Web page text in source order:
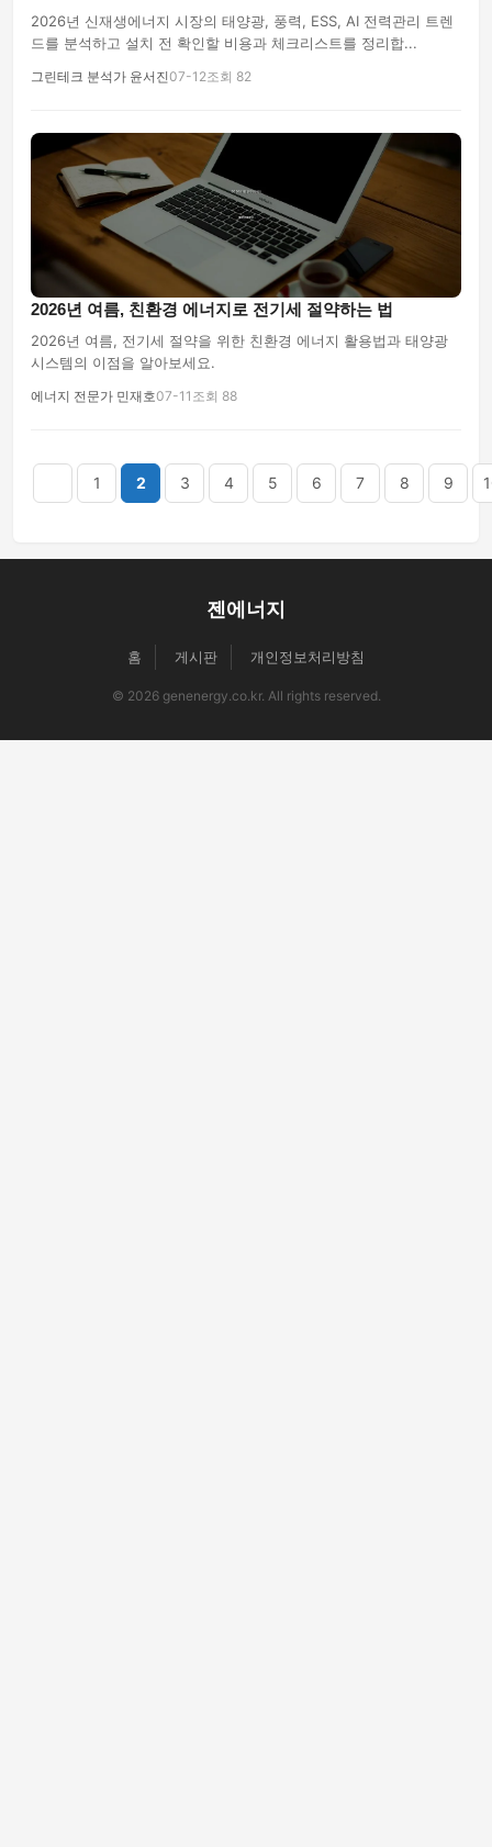
2026년 신재생에너지 시장의 태양광, 풍력, ESS, AI 전력관리 트렌
드를 분석하고 설치 전 확인할 비용과 체크리스트를 정리합...
그린테크 분석가 윤서진07-12조회 82
2026년 여름, 친환경 에너지로 전기세 절약하는 법
2026년 여름, 전기세 절약을 위한 친환경 에너지 활용법과 태양광
시스템의 이점을 알아보세요.
에너지 전문가 민재호07-11 조회 88
1 2 3 4 5 6 7 8 9
젠에너지
홈 게시판 개인정보처리방침
© 2026 genenergy.co.kr. All rights reserved.